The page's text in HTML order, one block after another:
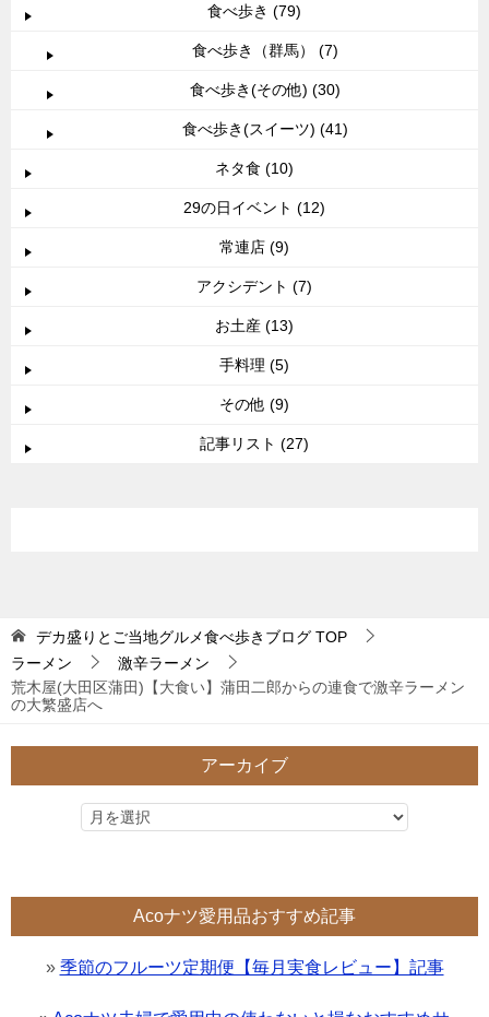
食べ歩き (79)
食べ歩き（群馬） (7)
食べ歩き(その他) (30)
食べ歩き(スイーツ) (41)
ネタ食 (10)
29の日イベント (12)
常連店 (9)
アクシデント (7)
お土産 (13)
手料理 (5)
その他 (9)
記事リスト (27)
デカ盛りとご当地グルメ食べ歩きブログ TOP
ラーメン
激辛ラーメン
荒木屋(大田区蒲田)【大食い】蒲田二郎からの連食で激辛ラーメン
の大繁盛店へ
アーカイブ
Acoナツ愛用品おすすめ記事
» 季節のフルーツ定期便【毎月実食レビュー】記事